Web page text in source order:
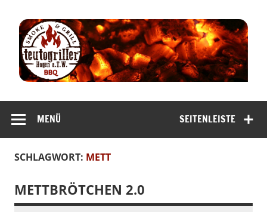
springen
smoke & grill
bbq
SEITENLEISTE
MENÜ
SCHLAGWORT: METT
METTBRÖTCHEN 2.0